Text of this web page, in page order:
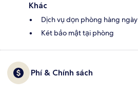
Khác
Dịch vụ dọn phòng hàng ngày
Két bảo mật tại phòng
Phí & Chính sách